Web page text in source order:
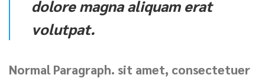
dolore magna aliquam erat
volutpat.
Normal Paragraph. sit amet, consectetuer